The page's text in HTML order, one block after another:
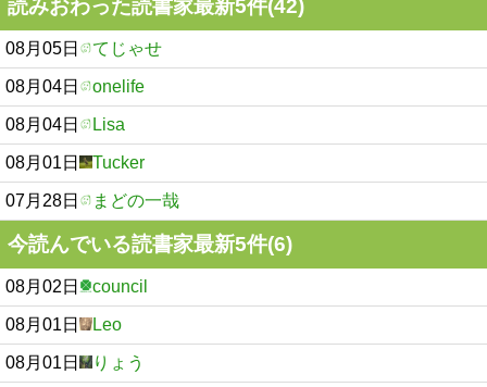
読みおわった読書家最新5件(42)
08月05日 てじゃせ
08月04日 onelife
08月04日 Lisa
08月01日 Tucker
07月28日 まどの一哉
今読んでいる読書家最新5件(6)
08月02日 council
08月01日 Leo
08月01日 りょう